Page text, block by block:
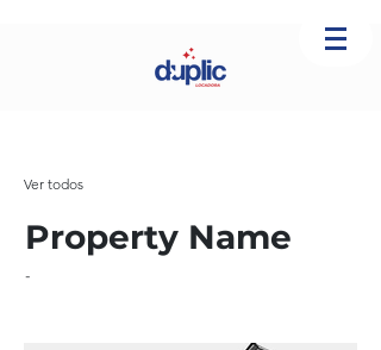
Ver todos
Property Name
-